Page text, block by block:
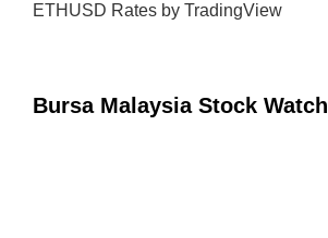
ETHUSD Rates by TradingView
Bursa Malaysia Stock Watch